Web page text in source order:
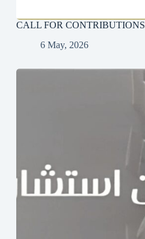
CALL FOR CONTRIBUTIONS
6 May, 2026